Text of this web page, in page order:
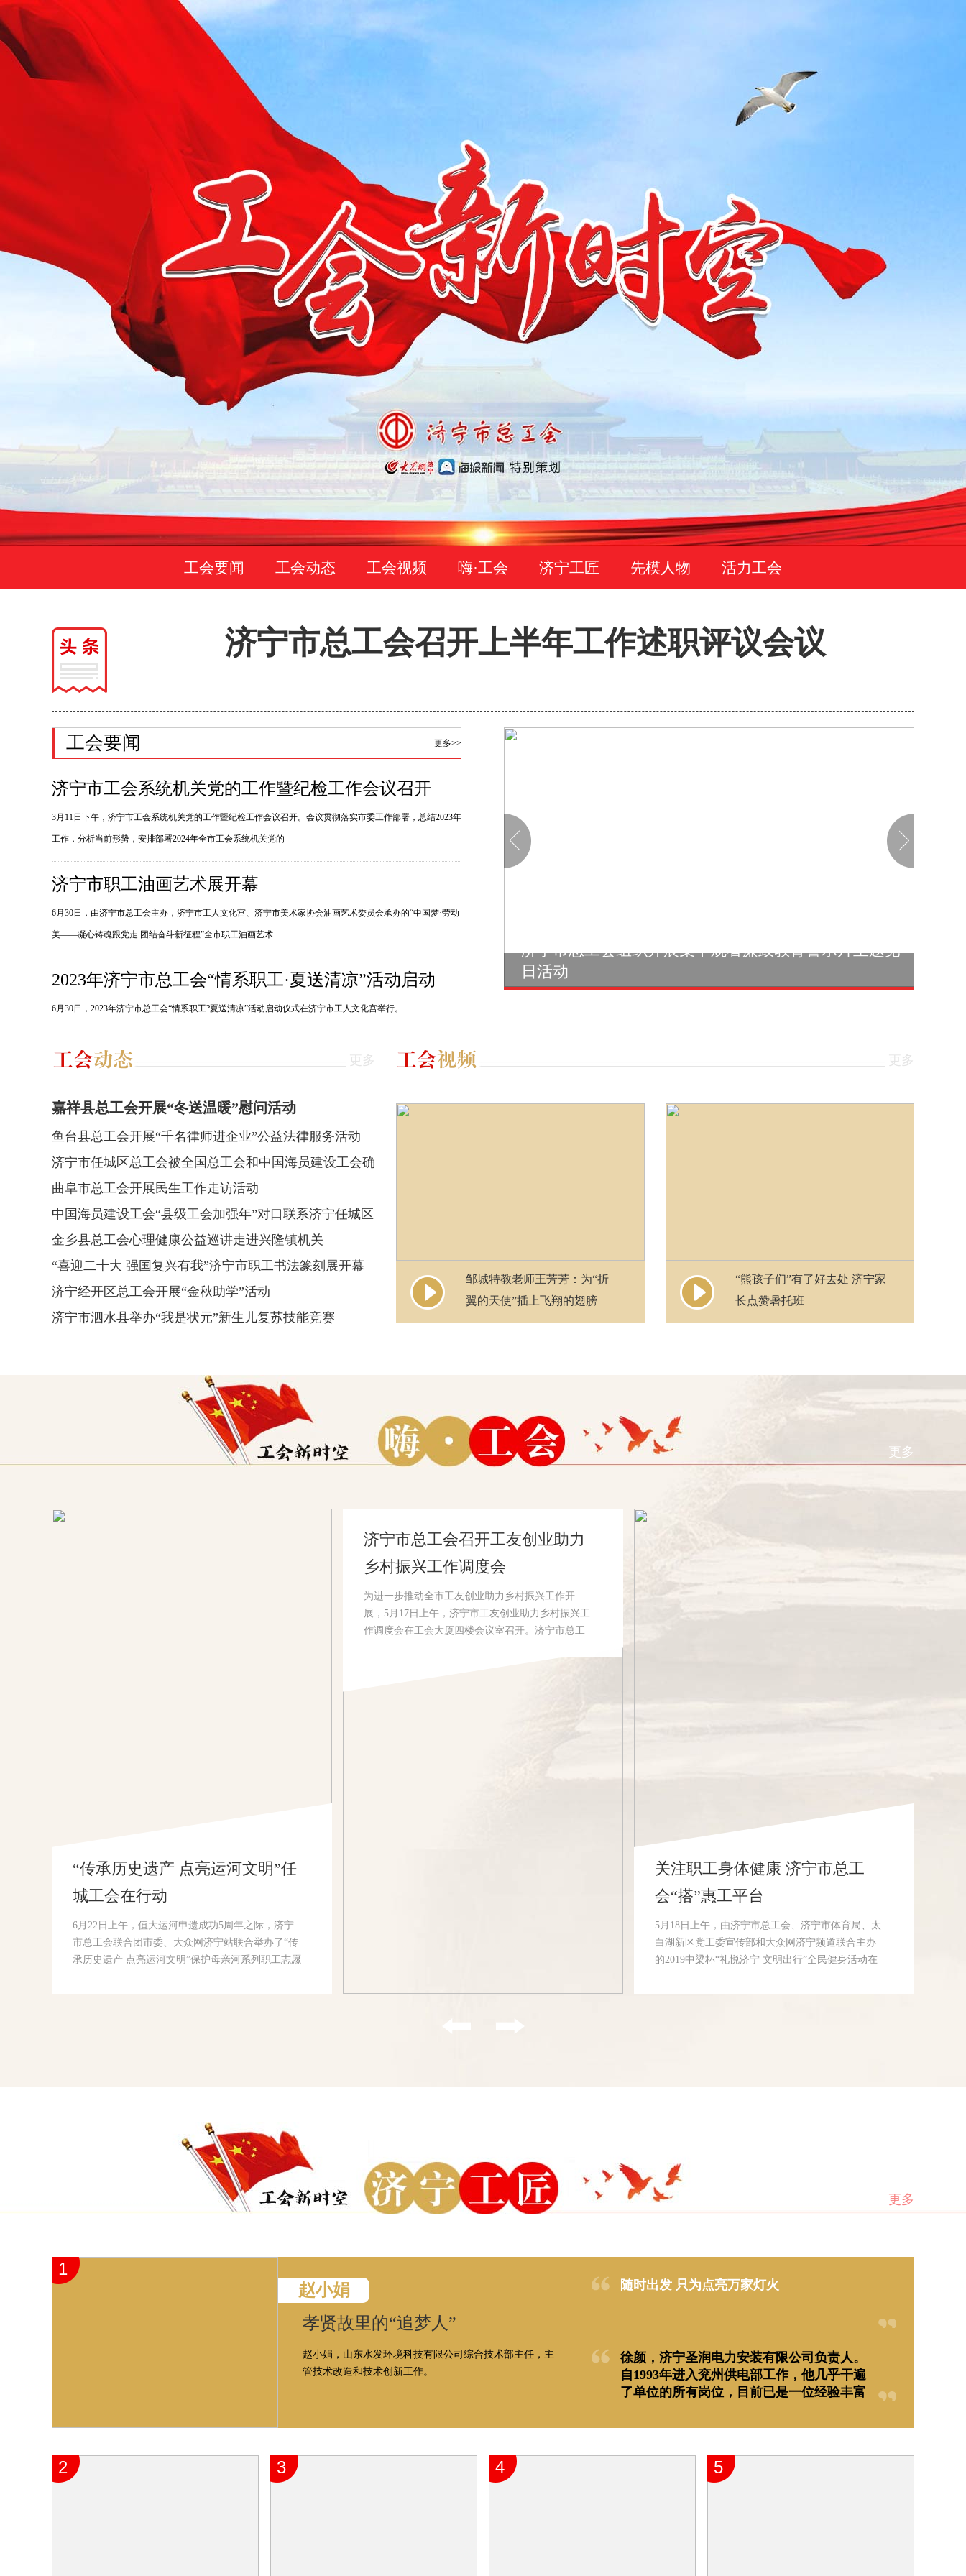
工会要闻 工会动态 工会视频 嗨·工会 济宁工匠 先模人物 活力工会
济宁市总工会召开上半年工作述职评议会议
工会要闻 更多>>
济宁市工会系统机关党的工作暨纪检工作会议召开
3月11日下午，济宁市工会系统机关党的工作暨纪检工作会议召开。会议贯彻落实市委工作部署，总结2023年
工作，分析当前形势，安排部署2024年全市工会系统机关党的
济宁市职工油画艺术展开幕
6月30日，由济宁市总工会主办，济宁市工人文化宫、济宁市美术家协会油画艺术委员会承办的“中国梦·劳动
美——凝心铸魂跟党走 团结奋斗新征程”全市职工油画艺术
2023年济宁市总工会“情系职工·夏送清凉”活动启动
6月30日，2023年济宁市总工会“情系职工?夏送清凉”活动启动仪式在济宁市工人文化宫举行。
济宁市总工会组织开展集中观看廉政教育警示片主题党
日活动
更多
嘉祥县总工会开展“冬送温暖”慰问活动
鱼台县总工会开展“千名律师进企业”公益法律服务活动
济宁市任城区总工会被全国总工会和中国海员建设工会确
定为对口联系点
曲阜市总工会开展民生工作走访活动
中国海员建设工会“县级工会加强年”对口联系济宁任城区
总工会视频会议召开
金乡县总工会心理健康公益巡讲走进兴隆镇机关
“喜迎二十大 强国复兴有我”济宁市职工书法篆刻展开幕
济宁经开区总工会开展“金秋助学”活动
济宁市泗水县举办“我是状元”新生儿复苏技能竞赛
更多
邹城特教老师王芳芳：为“折
翼的天使”插上飞翔的翅膀
“熊孩子们”有了好去处 济宁家
长点赞暑托班
更多
“传承历史遗产 点亮运河文明”任
城工会在行动
6月22日上午，值大运河申遗成功5周年之际，济宁
市总工会联合团市委、大众网济宁站联合举办了“传
承历史遗产 点亮运河文明”保护母亲河系列职工志愿
济宁市总工会召开工友创业助力
乡村振兴工作调度会
为进一步推动全市工友创业助力乡村振兴工作开
展，5月17日上午，济宁市工友创业助力乡村振兴工
作调度会在工会大厦四楼会议室召开。济宁市总工
关注职工身体健康 济宁市总工
会“搭”惠工平台
5月18日上午，由济宁市总工会、济宁市体育局、太
白湖新区党工委宣传部和大众网济宁频道联合主办
的2019中梁杯“礼悦济宁 文明出行”全民健身活动在
更多
1
赵小娟
孝贤故里的“追梦人”
赵小娟，山东水发环境科技有限公司综合技术部主任，主
管技术改造和技术创新工作。
随时出发 只为点亮万家灯火
徐颜，济宁圣润电力安装有限公司负责人。
自1993年进入兖州供电部工作，他几乎干遍
了单位的所有岗位，目前已是一位经验丰富
2 3 4 5